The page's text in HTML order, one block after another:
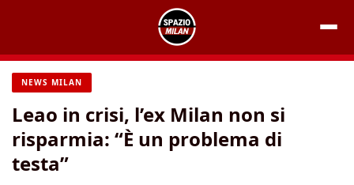
contenuto
NEWS MILAN
Leao in crisi, l’ex Milan non si
risparmia: “È un problema di
testa”